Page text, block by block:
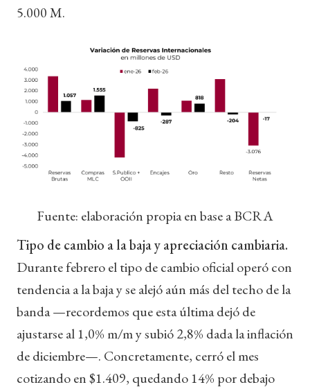
5.000 M.
Fuente: elaboración propia en base a BCRA
Tipo de cambio a la baja y apreciación cambiaria.
Durante febrero el tipo de cambio oficial operó con
tendencia a la baja y se alejó aún más del techo de la
banda —recordemos que esta última dejó de
ajustarse al 1,0% m/m y subió 2,8% dada la inflación
de diciembre—. Concretamente, cerró el mes
cotizando en $1.409, quedando 14% por debajo